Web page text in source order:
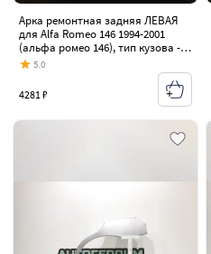
Арка ремонтная задняя ЛЕВАЯ
для Alfa Romeo 146 1994-2001
(альфа ромео 146), тип кузова -
лифтбэк , оцинкованная ЦИНК
5.0
4281 ₽